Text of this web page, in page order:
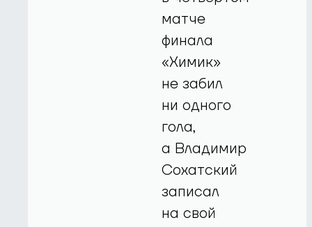
матче
финала
«Химик»
не забил
ни одного
гола,
а Владимир
Сохатский
записал
на свой